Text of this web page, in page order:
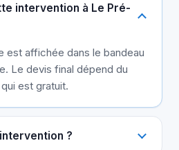
intervention à Le Pré-
est affichée dans le bandeau
Le devis final dépend du
est gratuit.
?